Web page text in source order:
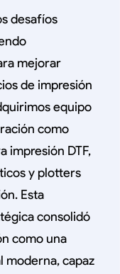
desafíos
mejorar
de impresión
equipo
como
impresión DTF,
y plotters
Esta
consolidó
como una
moderna, capaz